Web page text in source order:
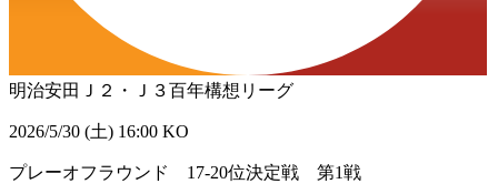
明治安田Ｊ２・Ｊ３百年構想リーグ
2026/5/30 (土) 16:00 KO
プレーオフラウンド 17-20位決定戦 第1戦